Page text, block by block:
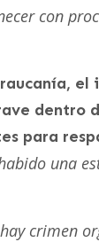
con
el
dentro
para
una
crimen